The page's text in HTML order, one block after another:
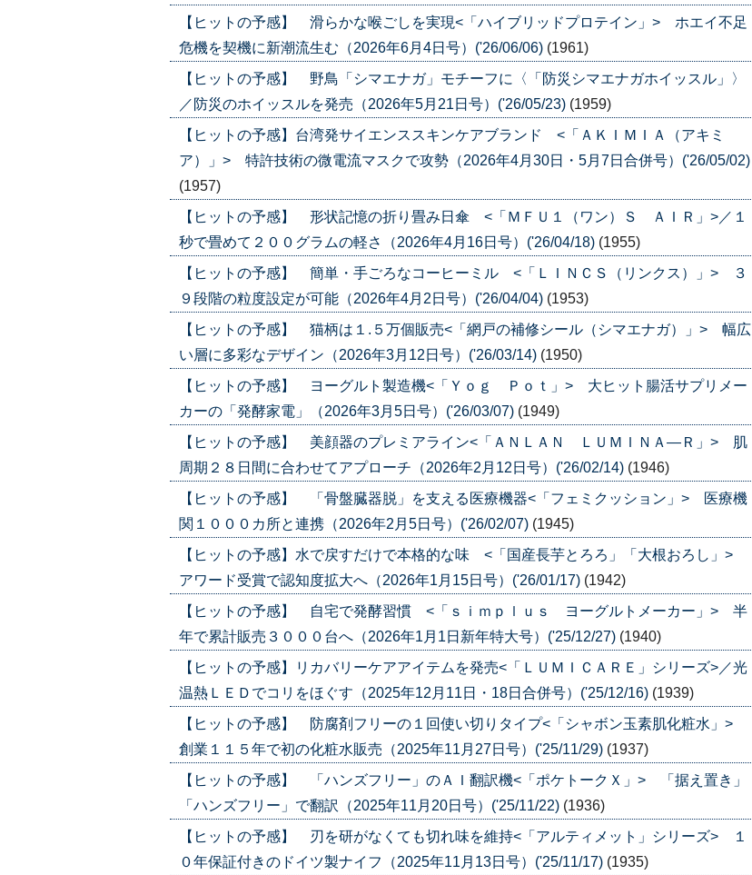
【ヒットの予感】 滑らかな喉ごしを実現<「ハイブリッドプロテイン」> ホエイ不足
危機を契機に新潮流生む（2026年6月4日号）('26/06/06) (1961)
【ヒットの予感】 野鳥「シマエナガ」モチーフに〈「防災シマエナガホイッスル」〉
／防災のホイッスルを発売（2026年5月21日号）('26/05/23) (1959)
【ヒットの予感】台湾発サイエンススキンケアブランド <「ＡＫＩＭＩＡ（アキミ
ア）」> 特許技術の微電流マスクで攻勢（2026年4月30日・5月7日合併号）('26/05/02)
(1957)
【ヒットの予感】 形状記憶の折り畳み日傘 <「ＭＦＵ１（ワン）Ｓ ＡＩＲ」>／１
秒で畳めて２００グラムの軽さ（2026年4月16日号）('26/04/18) (1955)
【ヒットの予感】 簡単・手ごろなコーヒーミル <「ＬＩＮＣＳ（リンクス）」> ３
９段階の粒度設定が可能（2026年4月2日号）('26/04/04) (1953)
【ヒットの予感】 猫柄は１.５万個販売<「網戸の補修シール（シマエナガ）」> 幅広
い層に多彩なデザイン（2026年3月12日号）('26/03/14) (1950)
【ヒットの予感】 ヨーグルト製造機<「Ｙｏｇ Ｐｏｔ」> 大ヒット腸活サプリメー
カーの「発酵家電」（2026年3月5日号）('26/03/07) (1949)
【ヒットの予感】 美顔器のプレミアライン<「ＡＮＬＡＮ ＬＵＭＩＮＡ―Ｒ」> 肌
周期２８日間に合わせてアプローチ（2026年2月12日号）('26/02/14) (1946)
【ヒットの予感】 「骨盤臓器脱」を支える医療機器<「フェミクッション」> 医療機
関１０００カ所と連携（2026年2月5日号）('26/02/07) (1945)
【ヒットの予感】水で戻すだけで本格的な味 <「国産長芋とろろ」「大根おろし」>
アワード受賞で認知度拡大へ（2026年1月15日号）('26/01/17) (1942)
【ヒットの予感】 自宅で発酵習慣 <「ｓｉｍｐｌｕｓ ヨーグルトメーカー」> 半
年で累計販売３０００台へ（2026年1月1日新年特大号）('25/12/27) (1940)
【ヒットの予感】リカバリーケアアイテムを発売<「ＬＵＭＩＣＡＲＥ」シリーズ>／光
温熱ＬＥＤでコリをほぐす（2025年12月11日・18日合併号）('25/12/16) (1939)
【ヒットの予感】 防腐剤フリーの１回使い切りタイプ<「シャボン玉素肌化粧水」>
創業１１５年で初の化粧水販売（2025年11月27日号）('25/11/29) (1937)
【ヒットの予感】 「ハンズフリー」のＡＩ翻訳機<「ポケトークＸ」> 「据え置き」
「ハンズフリー」で翻訳（2025年11月20日号）('25/11/22) (1936)
【ヒットの予感】 刃を研がなくても切れ味を維持<「アルティメット」シリーズ> １
０年保証付きのドイツ製ナイフ（2025年11月13日号）('25/11/17) (1935)